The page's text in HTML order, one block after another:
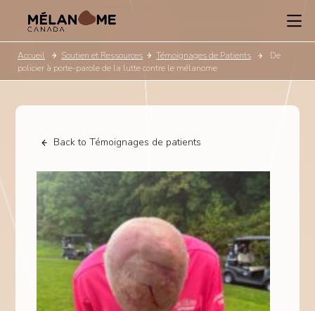
Accueil Témoignages de Patients
Soutien et Ressources
De
policier à porte-parole de la lutte contre le mélanome
Back to Témoignages de patients